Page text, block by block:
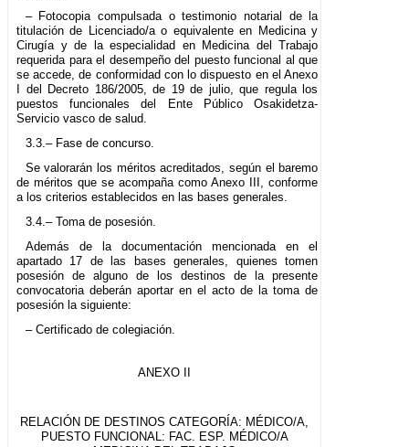
– Fotocopia compulsada o testimonio notarial de la
titulación de Licenciado/a o equivalente en Medicina y
Cirugía y de la especialidad en Medicina del Trabajo
requerida para el desempeño del puesto funcional al que
se accede, de conformidad con lo dispuesto en el Anexo
I del Decreto 186/2005, de 19 de julio, que regula los
puestos funcionales del Ente Público Osakidetza-
Servicio vasco de salud.
3.3.– Fase de concurso.
Se valorarán los méritos acreditados, según el baremo
de méritos que se acompaña como Anexo III, conforme
a los criterios establecidos en las bases generales.
3.4.– Toma de posesión.
Además de la documentación mencionada en el
apartado 17 de las bases generales, quienes tomen
posesión de alguno de los destinos de la presente
convocatoria deberán aportar en el acto de la toma de
posesión la siguiente:
– Certificado de colegiación.
ANEXO II
RELACIÓN DE DESTINOS CATEGORÍA: MÉDICO/A,
PUESTO FUNCIONAL: FAC. ESP. MÉDICO/A